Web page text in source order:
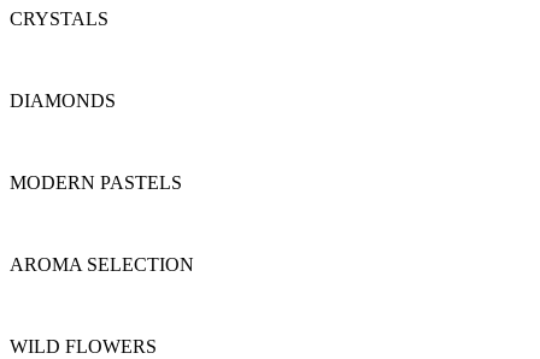
CRYSTALS
DIAMONDS
MODERN PASTELS
AROMA SELECTION
WILD FLOWERS